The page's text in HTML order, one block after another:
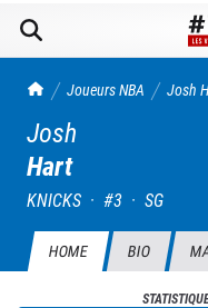
TrashTalk Actu NBA
Joueurs NBA Josh
Josh
Hart
KNICKS · #3 · SG
HOME BIO